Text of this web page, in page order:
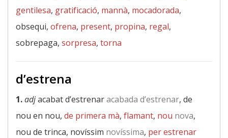
gentilesa, gratificació, mannà, mocadorada,
obsequi, ofrena, present, propina, regal,
sobrepaga, sorpresa, torna
d’estrena
1.adjacabat d’estrenaracabada d’estrenar, de
nou en nou, de primera mà, flamant, nou nova,
nou de trinca, novíssim novíssima, per estrenar